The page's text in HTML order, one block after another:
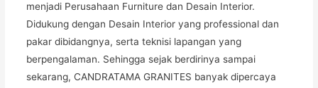
menjadi Perusahaan Furniture dan Desain Interior.
Didukung dengan Desain Interior yang professional dan
pakar dibidangnya, serta teknisi lapangan yang
berpengalaman. Sehingga sejak berdirinya sampai
sekarang, CANDRATAMA GRANITES banyak dipercaya